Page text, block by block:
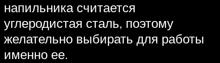
напильника считается
углеродистая сталь, поэтому
желательно выбирать для работы
именно ее.